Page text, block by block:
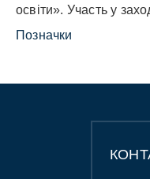
освіти». Участь у
Позначки